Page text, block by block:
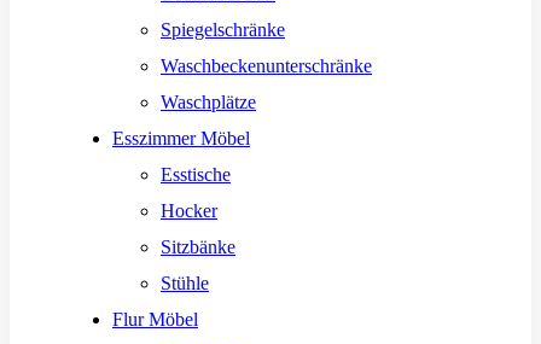
Spiegelschränke
Waschbeckenunterschränke
Waschplätze
Esszimmer Möbel
Esstische
Hocker
Sitzbänke
Stühle
Flur Möbel